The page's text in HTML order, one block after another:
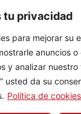
tu privacidad
para mejorar su
anuncios
y analizar
usted da su
Política de cookies